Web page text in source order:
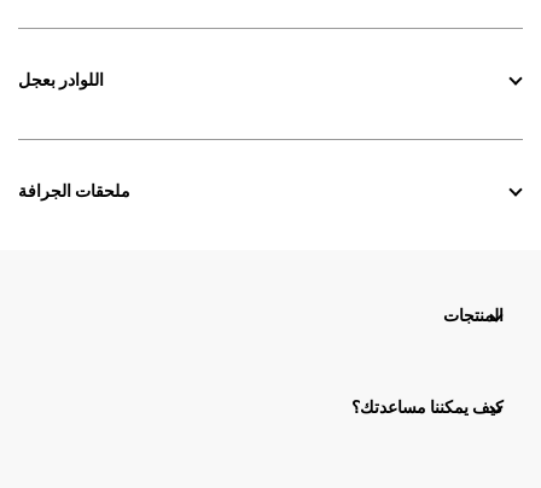
اللوادر بعجل
ملحقات الجرافة
المنتجات
كيف يمكننا مساعدتك؟